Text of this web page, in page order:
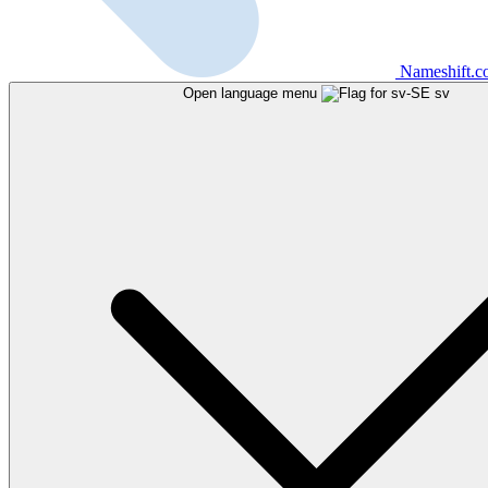
Open language menu sv